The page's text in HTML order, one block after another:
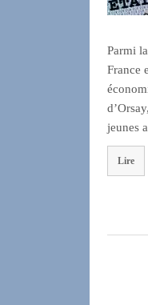
Parmi
France
jeunes
Lire